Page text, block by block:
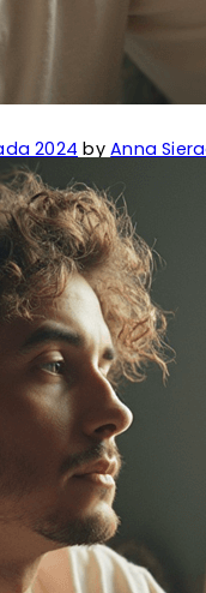
2024 byAnna